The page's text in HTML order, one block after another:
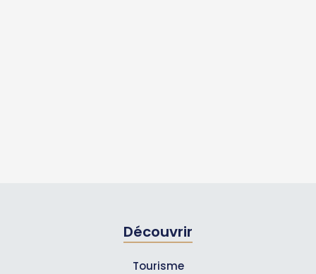
Découvrir
Tourisme